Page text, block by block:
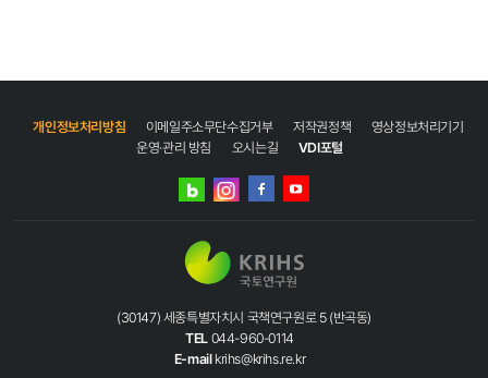
개인정보처리방침 이메일주소무단수집거부 저작권정책
영상정보처리기기
운영·관리 방침
오시는길 VDI포털
네이버
인스타그램
(30147) 세종특별자치시 국책연구원로 5 (반곡동)
TEL 044-960-0114
E-mail krihs@krihs.re.kr